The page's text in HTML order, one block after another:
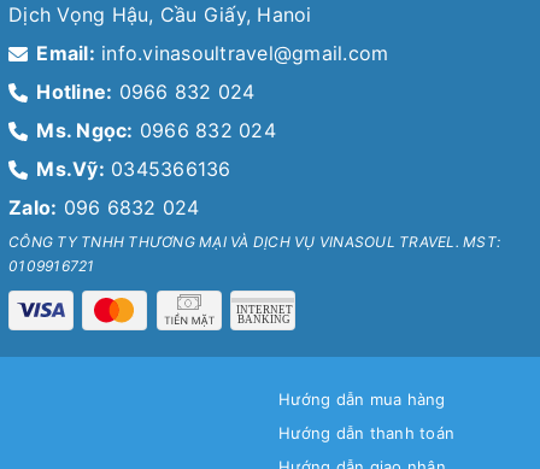
Dịch Vọng Hậu, Cầu Giấy, Hanoi
Email: info.vinasoultravel@gmail.com
Hotline: 0966 832 024
Ms. Ngọc: 0966 832 024
Ms.Vỹ: 0345366136
Zalo: 096 6832 024
CÔNG TY TNHH THƯƠNG MẠI VÀ DỊCH VỤ VINASOUL TRAVEL. MST:
0109916721
Hướng dẫn mua hàng
Hướng dẫn thanh toán